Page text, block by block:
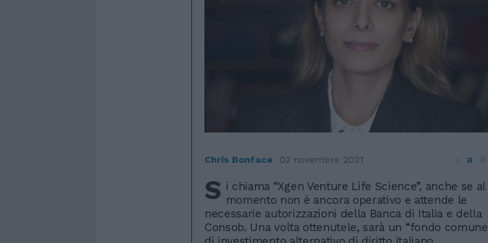
Chris Bonface 02 novembre 2021 a
S i chiama “Xgen Venture Life Science”, anche se al
momento non è ancora operativo e attende le
necessarie autorizzazioni della Banca di Italia e della
Consob. Una volta ottenutele, sarà un “fondo comune